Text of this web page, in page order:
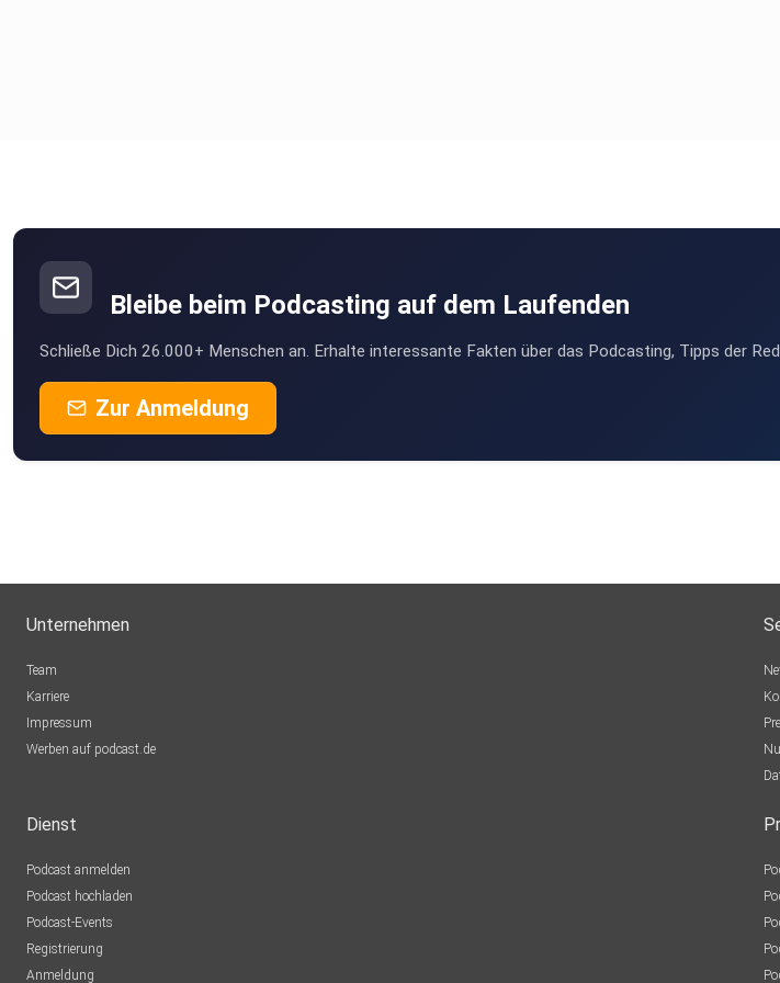
Bleibe beim Podcasting auf dem Laufenden
Schließe Dich 26.000+ Menschen an. Erhalte interessante Fakten über das Podcasting, Tipps der
Zur Anmeldung
Unternehmen
Team
Karriere
Impressum
Werben auf podcast.de
Dienst
Podcast anmelden
Podcast hochladen
Podcast-Events
Registrierung
Anmeldung